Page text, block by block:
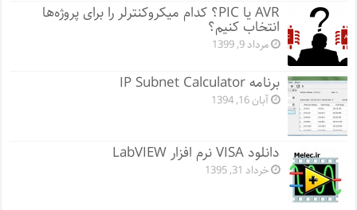
AVR یا PIC؟ کدام میکروکنترلر را برای پروژه‌ها
انتخاب کنیم؟
مرداد 9, 1399
برنامه IP Subnet Calculator
آبان 16, 1394
دانلود VISA نرم افزار LabVIEW
خرداد 31, 1395